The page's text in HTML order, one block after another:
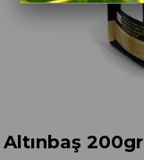
Altınbaş 200gr